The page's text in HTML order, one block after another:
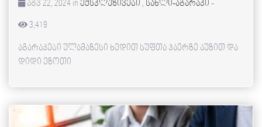
აგვ 22, 2024 in ექსკლუზივები , სახლი-აგარაკი -
3,419
აგარაკები ულამაზესი ხედით სუფთა ჰაერზე აუზით და
დიდი ეზოთი